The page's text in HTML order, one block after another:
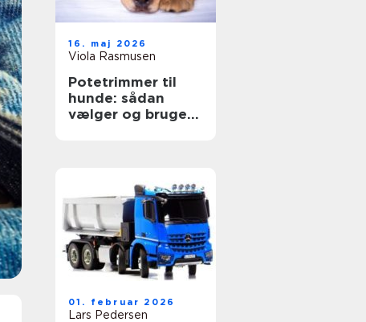
16. maj 2026
Viola Rasmusen
Potetrimmer til
hunde: sådan
vælger og bruger
01. februar 2026
Lars Pedersen